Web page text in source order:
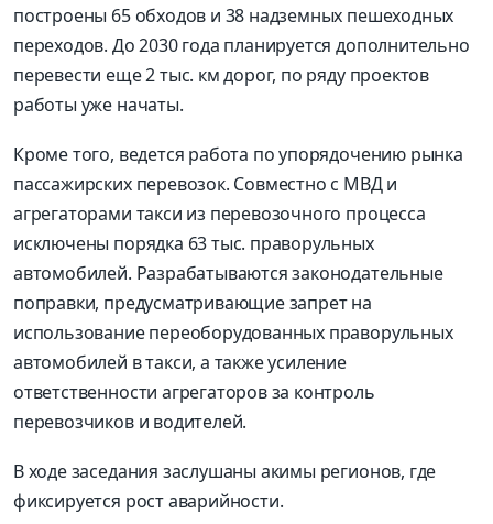
построены 65 обходов и 38 надземных пешеходных
переходов. До 2030 года планируется дополнительно
перевести еще 2 тыс. км дорог, по ряду проектов
работы уже начаты.
Кроме того, ведется работа по упорядочению рынка
пассажирских перевозок. Совместно с МВД и
агрегаторами такси из перевозочного процесса
исключены порядка 63 тыс. праворульных
автомобилей. Разрабатываются законодательные
поправки, предусматривающие запрет на
использование переоборудованных праворульных
автомобилей в такси, а также усиление
ответственности агрегаторов за контроль
перевозчиков и водителей.
В ходе заседания заслушаны акимы регионов, где
фиксируется рост аварийности.